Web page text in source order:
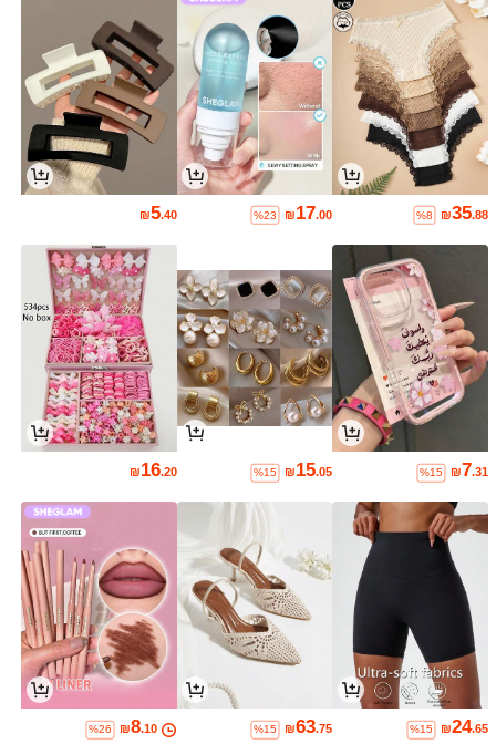
₪35.88
%8
₪17.00
%23
₪5.40
₪7.31
%15
₪15.05
%15
₪16.20
₪24.65
%15
₪63.75
%15
₪8.10
%26